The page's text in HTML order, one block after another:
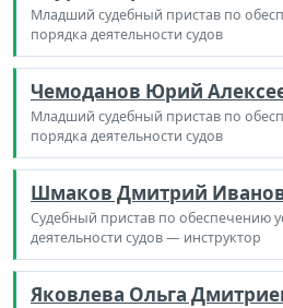
Младший судебный пристав по
порядка деятельности судов
Чемоданов Юрий
Младший судебный пристав по
порядка деятельности судов
Шмаков Дмитрий
Судебный пристав по обеспечению
деятельности судов — инструктор
Яковлева Ольга